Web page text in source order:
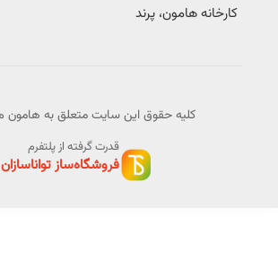
کارخانه هامون، پرند
کلیه حقوق این سایت متعلق به هامون
قدرت گرفته از پلتفرم
فروشگاه‌ساز تواناسازان